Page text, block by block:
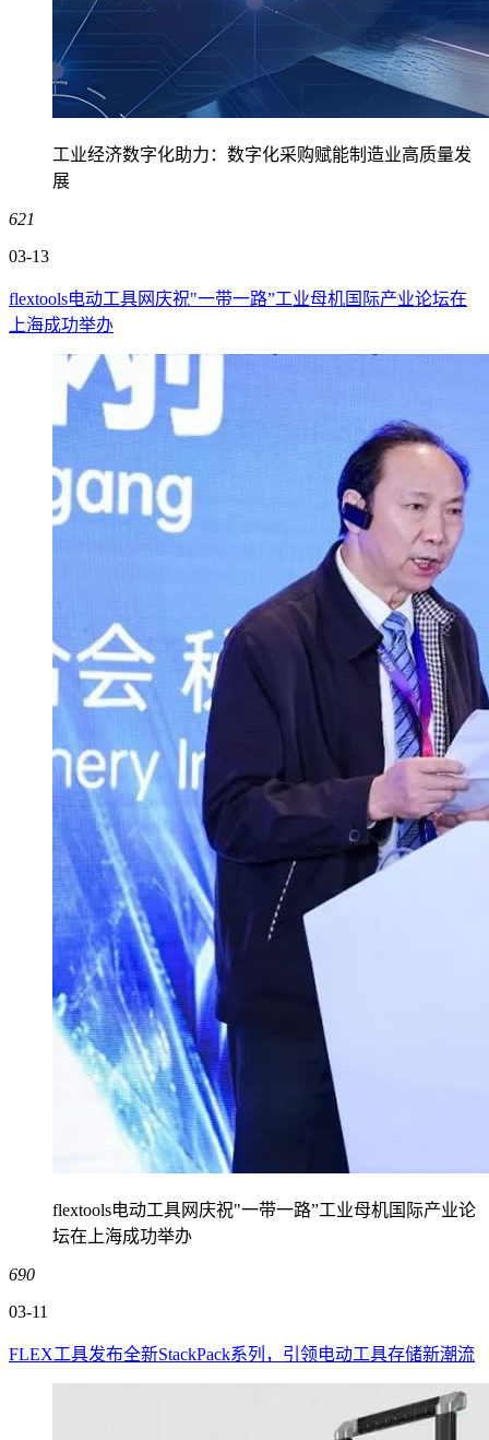
工业经济数字化助力：数字化采购赋能制造业高质量发
展
621
03-13
flextools电动工具网庆祝"一带一路”工业母机国际产业论坛在
上海成功举办
flextools电动工具网庆祝"一带一路”工业母机国际产业论
坛在上海成功举办
690
03-11
FLEX工具发布全新StackPack系列，引领电动工具存储新潮流